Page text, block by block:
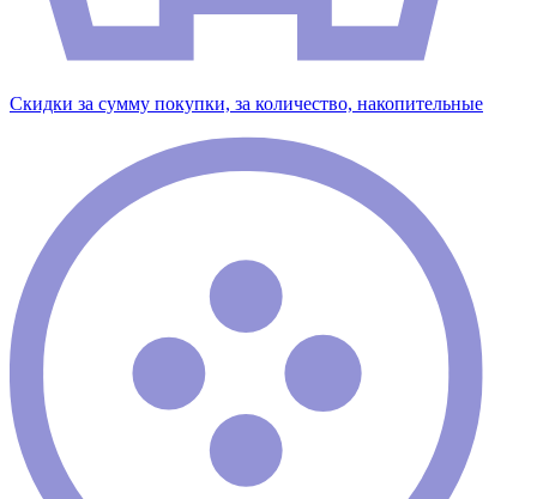
Скидки за сумму покупки, за количество, накопительные